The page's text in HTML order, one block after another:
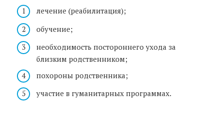
лечение (реабилитация);
обучение;
необходимость постороннего ухода за
близким родственником;
похороны родственника;
участие в гуманитарных программах.